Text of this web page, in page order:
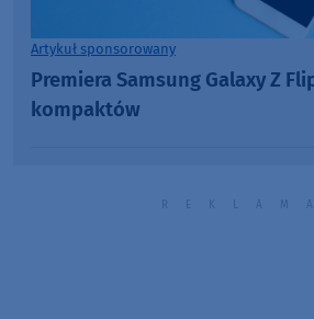
Artykuł sponsorowany
Premiera Samsung Galaxy Z
kompaktów